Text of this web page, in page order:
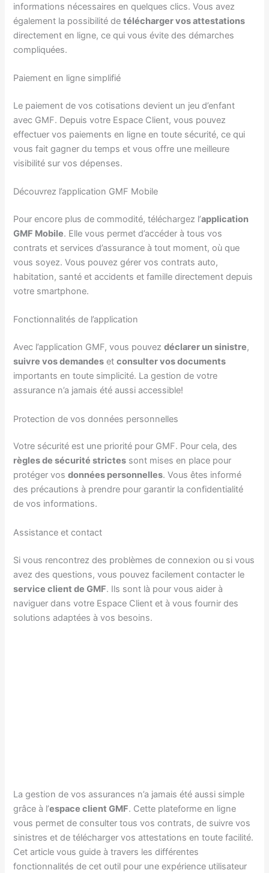
informations nécessaires en quelques clics. Vous avez
également la possibilité detélécharger vos attestations
directement en ligne, ce qui vous évite des démarches
compliquées.
Paiement en ligne simplifié
Le paiement de vos cotisations devient un jeu d’enfant
avec GMF. Depuis votre Espace Client, vous pouvez
effectuer vos paiements en ligne en toute sécurité, ce qui
vous fait gagner du temps et vous offre une meilleure
visibilité sur vos dépenses.
Découvrez l’application GMF Mobile
Pour encore plus de commodité, téléchargez l’application
GMF Mobile. Elle vous permet d’accéder à tous vos
contrats et services d’assurance à tout moment, où que
vous soyez. Vous pouvez gérer vos contrats auto,
habitation, santé et accidents et famille directement depuis
votre smartphone.
Fonctionnalités de l’application
Avec l’application GMF, vous pouvezdéclarer un sinistre,
suivre vos demandes etconsulter vos documents
importants en toute simplicité. La gestion de votre
assurance n’a jamais été aussi accessible!
Protection de vos données personnelles
Votre sécurité est une priorité pour GMF. Pour cela, des
règles de sécurité strictes sont mises en place pour
protéger vosdonnées personnelles. Vous êtes informé
des précautions à prendre pour garantir la confidentialité
de vos informations.
Assistance et contact
Si vous rencontrez des problèmes de connexion ou si vous
avez des questions, vous pouvez facilement contacter le
service client de GMF. Ils sont là pour vous aider à
naviguer dans votre Espace Client et à vous fournir des
solutions adaptées à vos besoins.
La gestion de vos assurances n’a jamais été aussi simple
grâce à l’espace client GMF. Cette plateforme en ligne
vous permet de consulter tous vos contrats, de suivre vos
sinistres et de télécharger vos attestations en toute facilité.
Cet article vous guide à travers les différentes
fonctionnalités de cet outil pour une expérience utilisateur